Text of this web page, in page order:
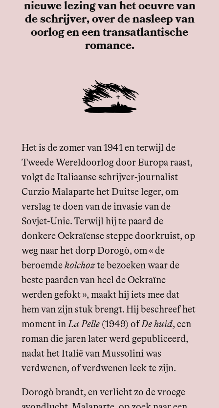
nieuwe lezing van het oeuvre van
de schrijver, over de nasleep van
oorlog en een transatlantische
romance.
Het is de zomer van 1941 en terwijl de
Tweede Wereldoorlog door Europa raast,
volgt de Italiaanse schrijver-journalist
Curzio Malaparte het Duitse leger, om
verslag te doen van de invasie van de
Sovjet-Unie. Terwijl hij te paard de
donkere Oekraïense steppe doorkruist, op
weg naar het dorp Dorogò, om « de
beroemde kolchozte bezoeken waar de
beste paarden van heel de Oekraïne
werden gefokt », maakt hij iets mee dat
hem van zijn stuk brengt. Hij beschreef het
moment in La Pelle (1949) ofDe huid, een
roman die jaren later werd gepubliceerd,
nadat het Italië van Mussolini was
verdwenen, of verdwenen leek te zijn.
Dorogò brandt, en verlicht zo de vroege